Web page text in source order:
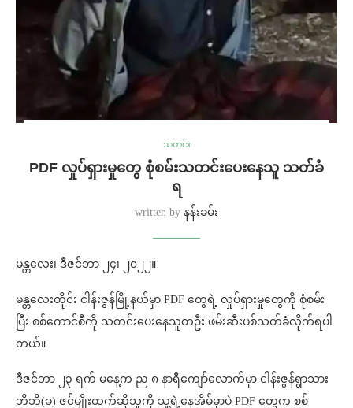
သတင်း
PDF လှုပ်ရှားမှုတွေ စုံစမ်းသတင်းပေးနေသူ သတ်ခံ
ရ
written by နန်းခမ်း
မန္တလေး၊ ဒီဇင်ဘာ ၂၄၊ ၂၀၂၂။
မန္တလေးတိုင်း ငါန်းဇွန်မြို့နယ်မှာ PDF တွေရဲ့ လှုပ်ရှားမှုတွေကို စုံစမ်း
ပြီး စစ်ကောင်စီကို သတင်းပေးနေသူတဦး ဖမ်းဆီးပစ်သတ်ခံလိုက်ရပါ
တယ်။
ဒီဇင်ဘာ ၂၃ ရက် မနေ့က ည ၈ နာရီကျော်လောက်မှာ ငါန်းဇွန်ရွာသား
ဘိဘိ(ခ) ဇင်မျိုးထက်ဆိုသူကို သူ့ရဲ့နေအိမ်မှာပဲ PDF တွေက စစ်